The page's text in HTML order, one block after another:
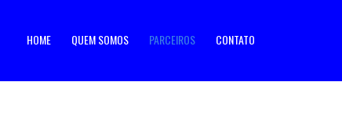
HOME QUEM SOMOS PARCEIROS CONTATO